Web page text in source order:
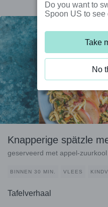
Knapperige spätzle
geserveerd met appel-
BINNEN 30 MIN. VLEES
Tafelverhaal
Do you want to
Spoon US to
Take
No